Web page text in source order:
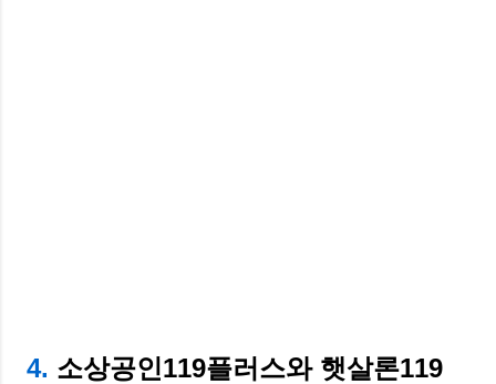
4. 소상공인119플러스와 햇살론119